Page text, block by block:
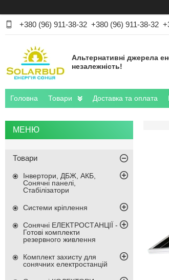
+380 (96) 911-38-32 +380 (96) 911-38-32
Альтернативні джерела
незалежність!
Головна Товари Доставка та оплата
Товари
Інвертори, ДБЖ, АКБ,
Сонячні панелі,
Стабілізатори
Системи кріплення
Сонячні ЕЛЕКТРОСТАНЦІЇ -
Готові комплекти
резервного живлення
Комплект захисту для
сонячних електростанцій